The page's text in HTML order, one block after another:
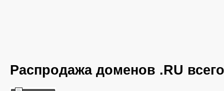
Распродажа доменов .RU